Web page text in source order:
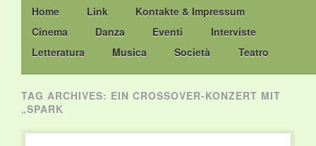
Main menu
Skip
to
content
Home Link
Kontakte & Impressum
Cinema
Danza Eventi
Interviste
Letteratura
Musica Società Teatro
TAG ARCHIVES: EIN CROSSOVER-KONZERT MIT
„SPARK